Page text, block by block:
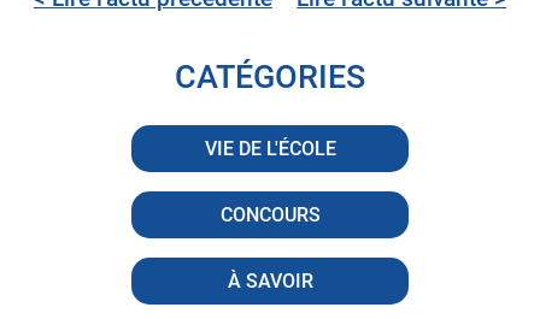
CATÉGORIES
VIE DE L'ÉCOLE
CONCOURS
À SAVOIR